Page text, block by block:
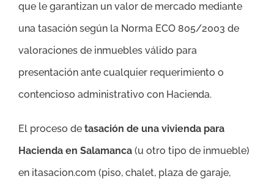
que le garantizan un valor de mercado mediante
una tasación según la Norma ECO 805/2003 de
valoraciones de inmuebles válido para
presentación ante cualquier requerimiento o
contencioso administrativo con Hacienda.
El proceso de tasación de una vivienda para
Hacienda en Salamanca (u otro tipo de inmueble)
en itasacion.com (piso, chalet, plaza de garaje,